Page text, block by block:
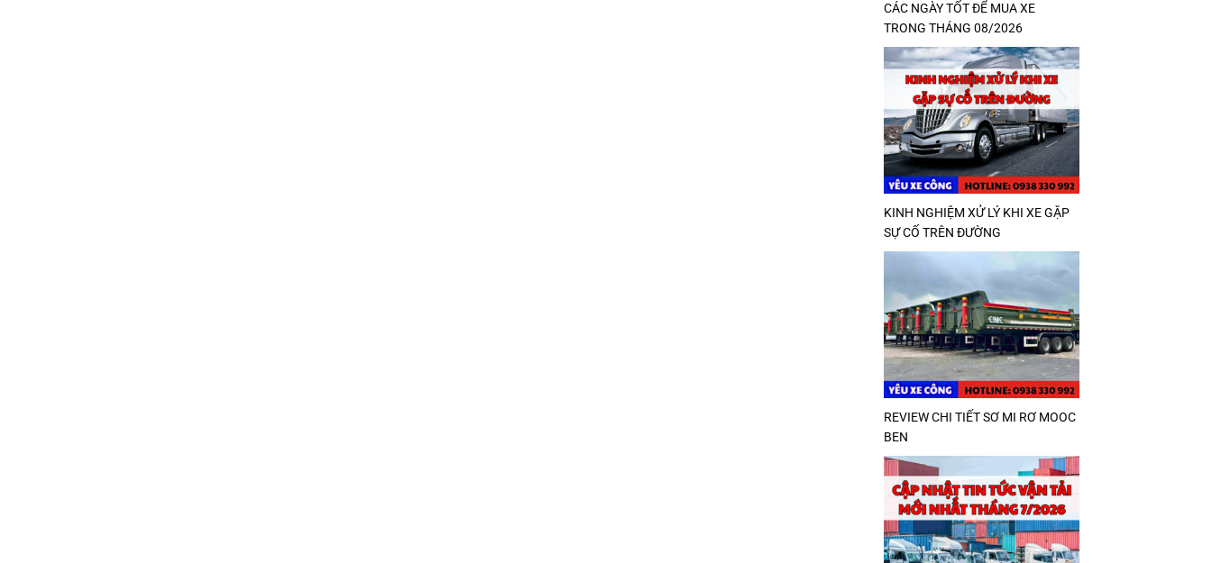
CÁC NGÀY TỐT ĐỂ MUA XE
TRONG THÁNG 08/2026
KINH NGHIỆM XỬ LÝ KHI XE GẶP
SỰ CỐ TRÊN ĐƯỜNG
REVIEW CHI TIẾT SƠ MI RƠ MOOC
BEN